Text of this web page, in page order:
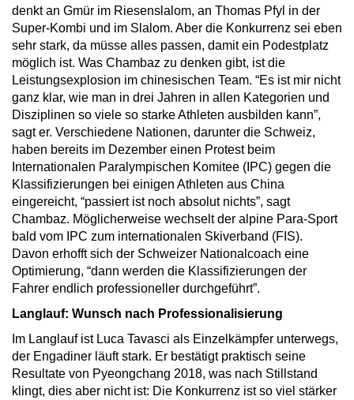
denkt an Gmür im Riesenslalom, an Thomas Pfyl in der
Super-Kombi und im Slalom. Aber die Konkurrenz sei eben
sehr stark, da müsse alles passen, damit ein Podestplatz
möglich ist. Was Chambaz zu denken gibt, ist die
Leistungsexplosion im chinesischen Team. “Es ist mir nicht
ganz klar, wie man in drei Jahren in allen Kategorien und
Disziplinen so viele so starke Athleten ausbilden kann”,
sagt er. Verschiedene Nationen, darunter die Schweiz,
haben bereits im Dezember einen Protest beim
Internationalen Paralympischen Komitee (IPC) gegen die
Klassifizierungen bei einigen Athleten aus China
eingereicht, “passiert ist noch absolut nichts”, sagt
Chambaz. Möglicherweise wechselt der alpine Para-Sport
bald vom IPC zum internationalen Skiverband (FIS).
Davon erhofft sich der Schweizer Nationalcoach eine
Optimierung, “dann werden die Klassifizierungen der
Fahrer endlich professioneller durchgeführt”.
Langlauf: Wunsch nach Professionalisierung
Im Langlauf ist Luca Tavasci als Einzelkämpfer unterwegs,
der Engadiner läuft stark. Er bestätigt praktisch seine
Resultate von Pyeongchang 2018, was nach Stillstand
klingt, dies aber nicht ist: Die Konkurrenz ist so viel stärker